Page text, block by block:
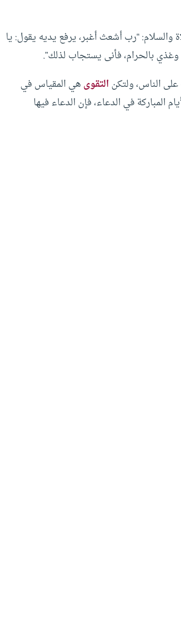
والسلام: “رب أشعث أغبر، يرفع يديه يقول: يا
بالحرام، فأنى يستجاب لذلك”.
الناس، ولتكنالتقوىهي المقياس في
المباركة في الدعاء، فإن الدعاء فيها